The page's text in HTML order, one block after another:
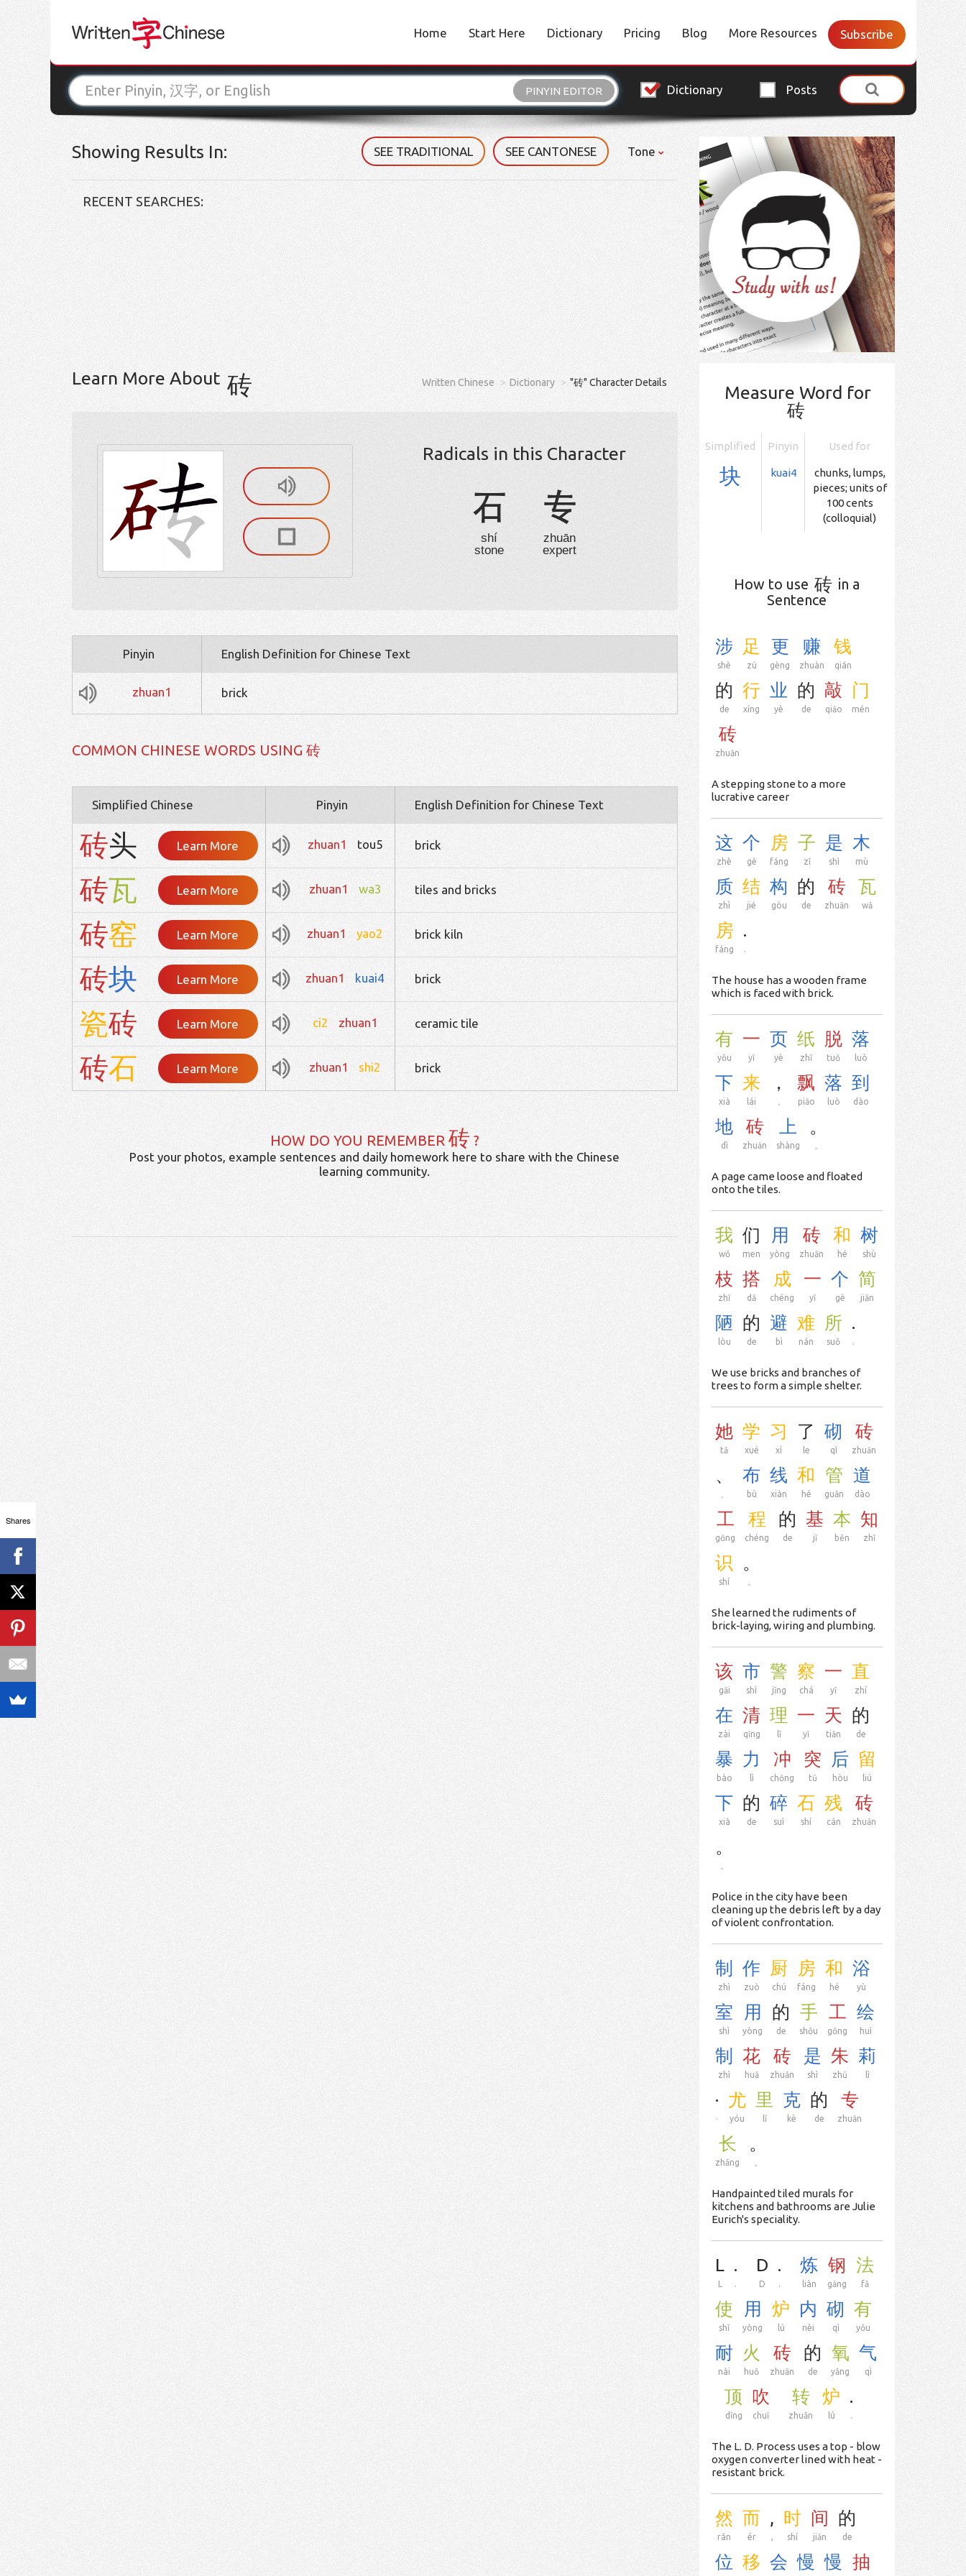
Home Start Here Dictionary Pricing Blog More Resources Subscribe
PINYIN EDITOR Dictionary Posts
Showing Results In: SEE TRADITIONAL SEE CANTONESE Tone
RECENT SEARCHES:
Learn More About 砖 Written Chinese Dictionary "砖" Character Details
Radicals in this Character
石
shí
stone
专
zhuān
expert
Pinyin English Definition for Chinese Text
zhuan1 brick
COMMON CHINESE WORDS USING 砖
Simplified Chinese Pinyin English Definition for Chinese Text
砖头 Learn More zhuan1 tou5 brick
砖瓦 Learn More zhuan1 wa3 tiles and bricks
砖窑 Learn More zhuan1 yao2 brick kiln
砖块 Learn More zhuan1 kuai4 brick
瓷砖 Learn More ci2 zhuan1 ceramic tile
砖石 Learn More zhuan1 shi2 brick
HOW DO YOU REMEMBER 砖 ?
Post your photos, example sentences and daily homework here to share with the Chinese
learning community.
Measure Word for
砖
Simplified Pinyin Used for
块 kuai4
chunks, lumps,
pieces; units of
100 cents
(colloquial)
How to use 砖 in a
Sentence
涉
shè
足
zú
更
gèng
赚
zhuàn
钱
qián
的
de
行
xíng
业
yè
的
de
敲
qiāo
门
mén
砖
zhuān
A stepping stone to a more
lucrative career
这
zhè
个
gè
房
fáng
子
zǐ
是
shì
木
mù
质
zhì
结
jié
构
gòu
的
de
砖
zhuān
瓦
wǎ
房
fáng
.
.
The house has a wooden frame
which is faced with brick.
有
yǒu
一
yī
页
yè
纸
zhǐ
脱
tuō
落
luò
下
xià
来
lái
，
，
飘
piāo
落
luò
到
dào
地
dì
砖
zhuān
上
shàng
。
A page came loose and floated
onto the tiles.
我
wǒ
们
men
用
yòng
砖
zhuān
和
hé
树
shù
枝
zhī
搭
dā
成
chéng
一
yī
个
gè
简
jiǎn
陋
lòu
的
de
避
bì
难
nán
所
suǒ
.
.
We use bricks and branches of
trees to form a simple shelter.
她
tā
学
xué
习
xí
了
le
砌
qì
砖
zhuān
、 布
bù
线
xiàn
和
hé
管
guǎn
道
dào
工
gōng
程
chéng
的
de
基
jī
本
běn
知
zhī
识
shí
。
She learned the rudiments of
brick-laying, wiring and plumbing.
该
gāi
市
shì
警
jǐng
察
chá
一
yī
直
zhí
在
zài
清
qīng
理
lǐ
一
yī
天
tiān
的
de
暴
bào
力
lì
冲
chōng
突
tū
后
hòu
留
liú
下
xià
的
de
碎
suì
石
shí
残
cán
砖
zhuān
。
Police in the city have been
cleaning up the debris left by a day
of violent confrontation.
制
zhì
作
zuò
厨
chú
房
fáng
和
hé
浴
yù
室
shì
用
yòng
的
de
手
shǒu
工
gōng
绘
huì
制
zhì
花
huā
砖
zhuān
是
shì
朱
zhū
莉
lì
·
·
尤
yóu
里
lǐ
克
kè
的
de
专
zhuān
长
zhǎng
。
Handpainted tiled murals for
kitchens and bathrooms are Julie
Eurich's speciality.
L
L
.
.
D
D
.
.
炼
liàn
钢
gāng
法
fǎ
使
shǐ
用
yòng
炉
lú
内
nèi
砌
qì
有
yǒu
耐
nài
火
huǒ
砖
zhuān
的
de
氧
yǎng
气
qì
顶
dǐng
吹
chuī
转
zhuǎn
炉
lú
.
.
The L. D. Process uses a top - blow
oxygen converter lined with heat -
resistant brick.
然
rán
而
ér
,
,
时
shí
间
jiān
的
de
位 移 会 慢 慢 抽
Shares